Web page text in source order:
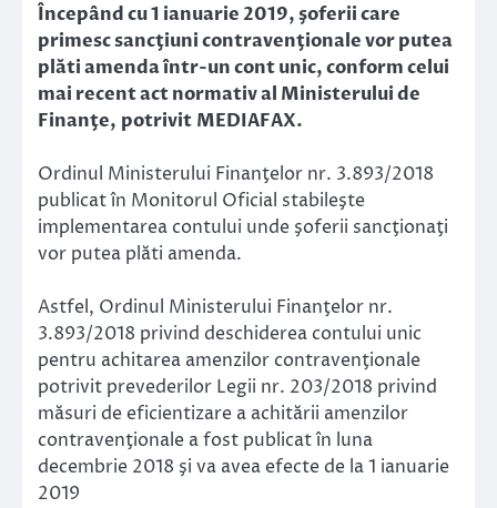
Începând cu 1 ianuarie 2019, şoferii care
primesc sancţiuni contravenţionale vor putea
plăti amenda într-un cont unic, conform celui
mai recent act normativ al Ministerului de
Finanţe, potrivit MEDIAFAX.
Ordinul Ministerului Finanţelor nr. 3.893/2018
publicat în Monitorul Oficial stabileşte
implementarea contului unde şoferii sancţionaţi
vor putea plăti amenda.
Astfel, Ordinul Ministerului Finanţelor nr.
3.893/2018 privind deschiderea contului unic
pentru achitarea amenzilor contravenţionale
potrivit prevederilor Legii nr. 203/2018 privind
măsuri de eficientizare a achitării amenzilor
contravenţionale a fost publicat în luna
decembrie 2018 şi va avea efecte de la 1 ianuarie
2019